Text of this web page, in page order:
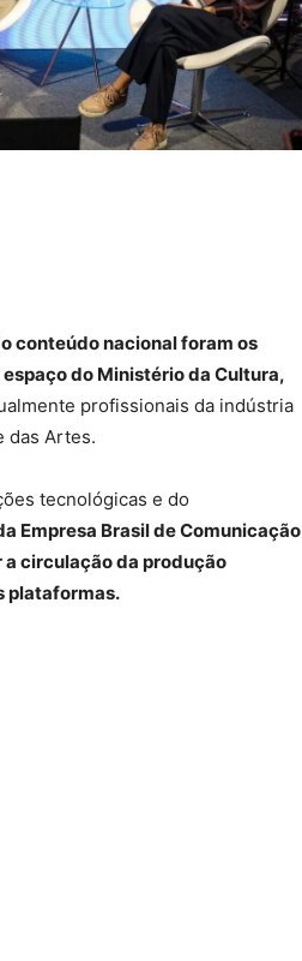
conteúdo nacional foram os
do Ministério da Cultura,
profissionais da indústria
das Artes.
tecnológicas e do
Empresa Brasil de Comunicação
a circulação da produção
plataformas.